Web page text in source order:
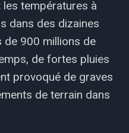
températures à
dans des dizaines
de 900 millions de
de fortes pluies
provoqué de graves
de terrain dans